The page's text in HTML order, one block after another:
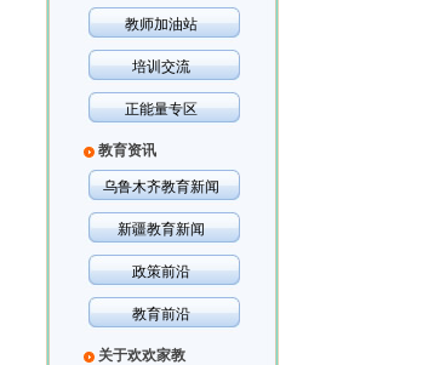
教师加油站
培训交流
正能量专区
教育资讯
乌鲁木齐教育新闻
新疆教育新闻
政策前沿
教育前沿
关于欢欢家教